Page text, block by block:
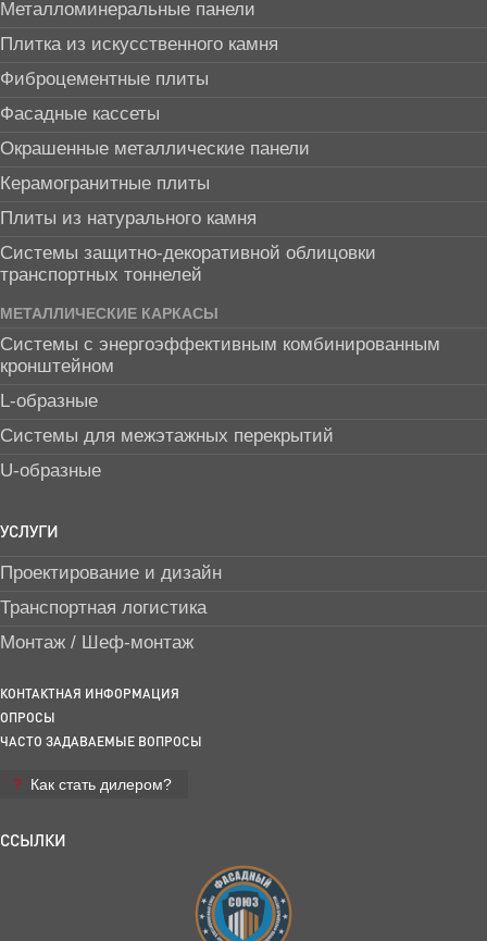
Металломинеральные панели
Плитка из искусственного камня
Фиброцементные плиты
Фасадные кассеты
Окрашенные металлические панели
Керамогранитные плиты
Плиты из натурального камня
Системы защитно-декоративной облицовки
транспортных тоннелей
МЕТАЛЛИЧЕСКИЕ КАРКАСЫ
Системы с энергоэффективным комбинированным
кронштейном
L-образные
Системы для межэтажных перекрытий
U-образные
УСЛУГИ
Проектирование и дизайн
Транспортная логистика
Монтаж / Шеф-монтаж
КОНТАКТНАЯ ИНФОРМАЦИЯ
ОПРОСЫ
ЧАСТО ЗАДАВАЕМЫЕ ВОПРОСЫ
Как стать дилером?
ССЫЛКИ